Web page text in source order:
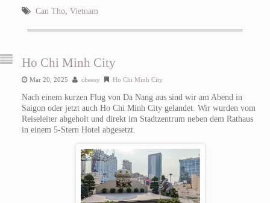
Can Tho, Vietnam
Ho Chi Minh City
Mar 20, 2025 cheesy Ho Chi Minh City
Nach einem kurzen Flug von Da Nang aus sind wir am Abend in
Saigon oder jetzt auch Ho Chi Minh City gelandet. Wir wurden vom
Reiseleiter abgeholt und direkt im Stadtzentrum neben dem Rathaus
in einem 5-Stern Hotel abgesetzt.